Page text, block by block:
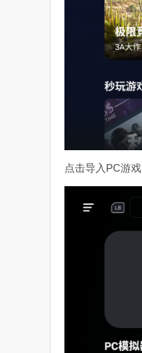
点击导入PC游戏